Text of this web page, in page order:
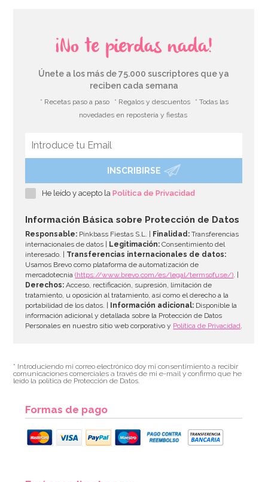
Piñata Caballo Marrón 42 cm
AÑADIR
¡No te pierdas nada!
Únete a los más de 75.000 suscriptores que ya
reciben cada semana
* Recetas paso a paso * Regalos y descuentos
* Todas las
novedades en repostería y fiestas
INSCRIBIRSE
He leído y acepto laPolítica de Privacidad
Información Básica sobre Protección de Datos
Responsable: Pinkbass Fiestas S.L. | Finalidad: Transferencias
internacionales de datos |
Legitimación: Consentimiento del
interesado. | Transferencias internacionales de datos:
Usamos Brevo como plataforma de automatización de
mercadotecnia(https://www.brevo.com/es/legal/termsofuse/). |
Derechos: Acceso, rectificación, supresión, limitación de
tratamiento, u oposición al tratamiento, así como el derecho a la
portabilidad de los datos. |
Información adicional: Disponible la
información adicional y detallada sobre la Protección de Datos
Personales en nuestro sitio web corporativo y Política de Privacidad.
* Introduciendo mi correo electrónico doy mi consentimiento a recibir
comunicaciones comerciales a través de mi e-mail y confirmo que he
leído la política de Protección de Datos.
Formas de pago